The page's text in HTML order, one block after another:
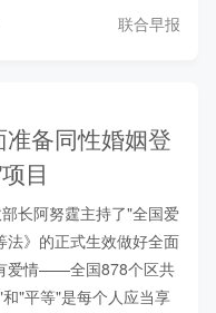
联合早报
备同性婚姻登
目
长阿努霆主持了"全国爱
法》的正式生效做好全面
爱情——全国878个区共
"平等"是每个人应当享